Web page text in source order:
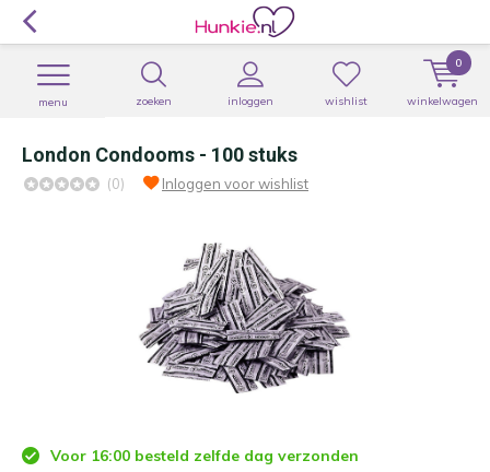
zoeken inloggen
menu wishlist winkelwagen
0
London Condooms - 100 stuks
(0) Inloggen voor wishlist
Voor 16:00 besteld zelfde dag verzonden